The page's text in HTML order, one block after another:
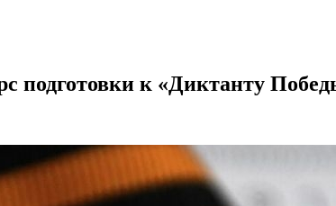
подготовки к «Диктанту